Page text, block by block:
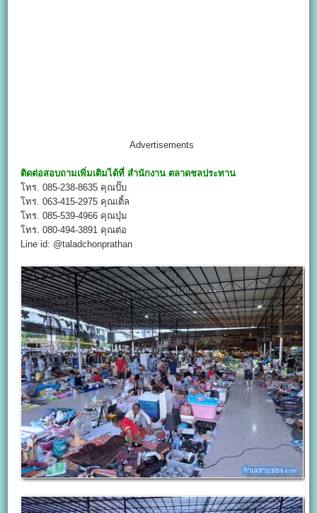
Advertisements
ติดต่อสอบถามเพิ่มเติมได้ที่ สำนักงาน ตลาดชลประทาน
โทร. 085-238-8635 คุณปั๊บ
โทร. 063-415-2975 คุณเติ้ล
โทร. 085-539-4966 คุณบุ๋ม
โทร. 080-494-3891 คุณต่อ
Line id: @taladchonprathan